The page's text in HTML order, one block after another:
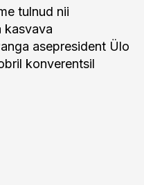
tulnud nii
kasvava
asepresident Ülo
konverentsil